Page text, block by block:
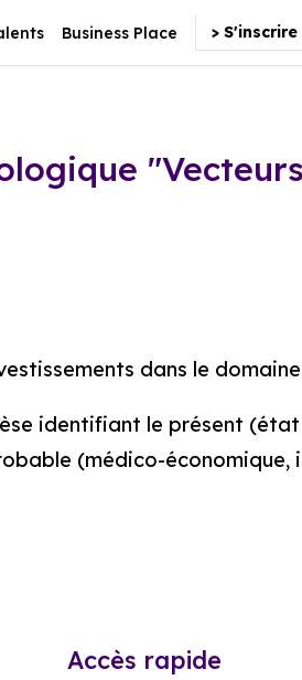
Business Place >
dans le
identifiant le présent
(médico-
Accès rapide